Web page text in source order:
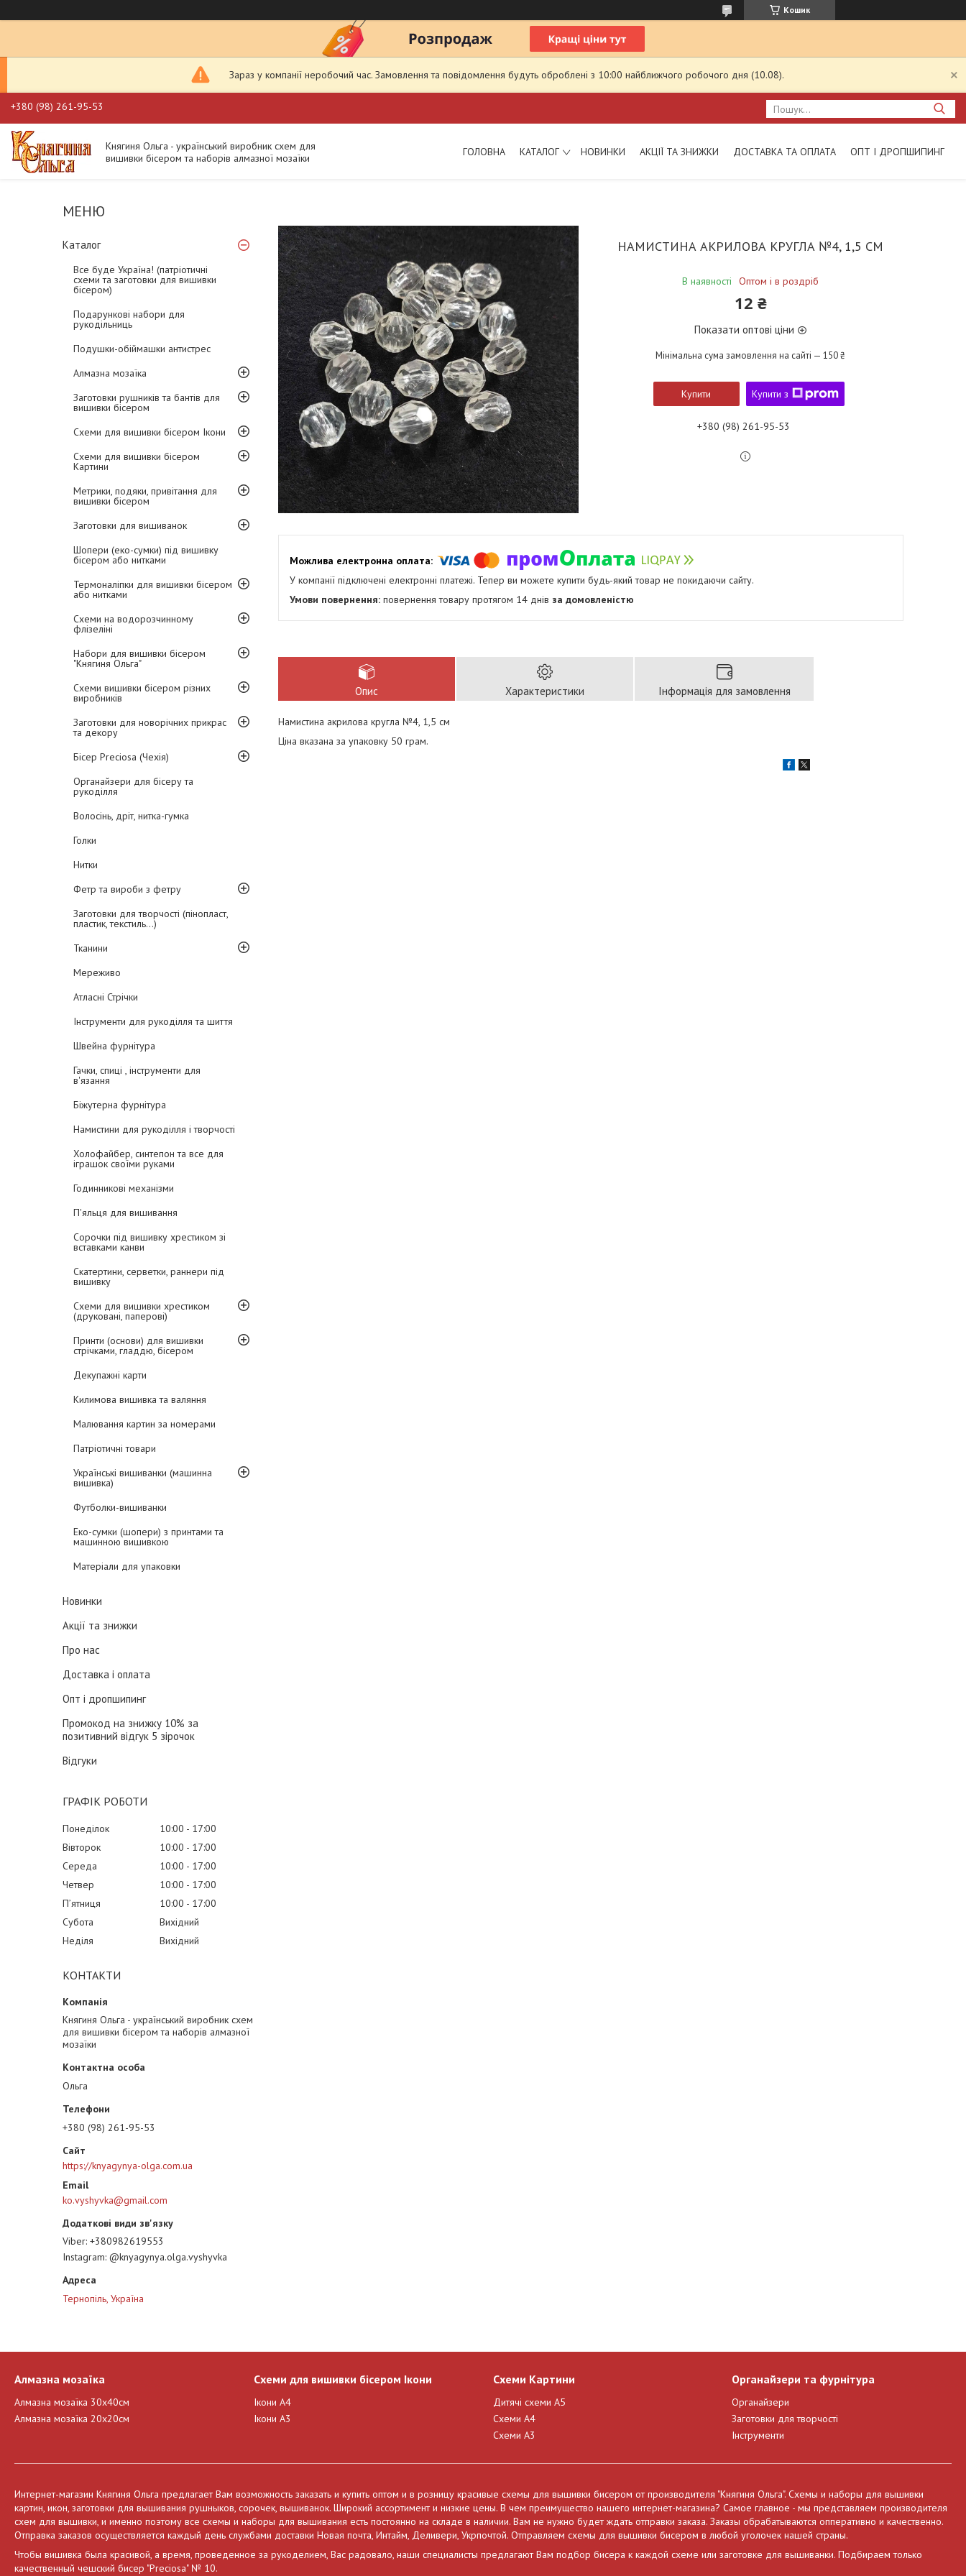
Кошик
Зараз у компанії неробочий час. Замовлення та повідомлення будуть оброблені з 10:00 найближчого робочого дня (10.08).
+380 (98) 261-95-53
Княгиня Ольга - український виробник схем для
вишивки бісером та наборів алмазної мозаїки
ГОЛОВНА КАТАЛОГ НОВИНКИ АКЦІЇ ТА ЗНИЖКИ ДОСТАВКА ТА ОПЛАТА ОПТ І ДРОПШИПИНГ
Каталог
Все буде Україна! (патріотичні
схеми та заготовки для вишивки
бісером)
Подарункові набори для
рукодільниць
Подушки-обіймашки антистрес
Алмазна мозаїка
Заготовки рушників та бантів для
вишивки бісером
Схеми для вишивки бісером Ікони
Схеми для вишивки бісером
Картини
Метрики, подяки, привітання для
вишивки бісером
Заготовки для вишиванок
Шопери (еко-сумки) під вишивку
бісером або нитками
Термоналіпки для вишивки бісером
або нитками
Схеми на водорозчинному
флізеліні
Набори для вишивки бісером
"Княгиня Ольга"
Схеми вишивки бісером різних
виробників
Заготовки для новорічних прикрас
та декору
Бісер Preciosa (Чехія)
Органайзери для бісеру та
рукоділля
Волосінь, дріт, нитка-гумка
Голки
Нитки
Фетр та вироби з фетру
Заготовки для творчості (пінопласт,
пластик, текстиль...)
Тканини
Мереживо
Атласні Стрічки
Інструменти для рукоділля та шиття
Швейна фурнітура
Гачки, спиці , інструменти для
в'язання
Біжутерна фурнітура
Намистини для рукоділля і творчості
Холофайбер, синтепон та все для
іграшок своїми руками
Годинникові механізми
П'яльця для вишивання
Сорочки під вишивку хрестиком зі
вставками канви
Скатертини, серветки, раннери під
вишивку
Схеми для вишивки хрестиком
(друковані, паперові)
Принти (основи) для вишивки
стрічками, гладдю, бісером
Декупажні карти
Килимова вишивка та валяння
Малювання картин за номерами
Патріотичні товари
Українські вишиванки (машинна
вишивка)
Футболки-вишиванки
Еко-сумки (шопери) з принтами та
машинною вишивкою
Матеріали для упаковки
Новинки
Акції та знижки
Про нас
Доставка і оплата
Опт і дропшипинг
Промокод на знижку 10% за
позитивний відгук 5 зірочок
Відгуки
ГРАФІК РОБОТИ
Понеділок 10:00
17:00
Вівторок
10:00
17:00
Середа
10:00
17:00
Четвер
10:00
17:00
Пʼятниця
10:00
17:00
Субота
Вихідний
Неділя
Вихідний
КОНТАКТИ
Княгиня Ольга - український виробник схем
для вишивки бісером та наборів алмазної
мозаїки
Ольга
+380 (98) 261-95-53
https://knyagynya-olga.com.ua
ko.vyshyvka@gmail.com
Viber +380982619553
Instagram @knyagynya.olga.vyshyvka
Тернопіль, Україна
НАМИСТИНА АКРИЛОВА КРУГЛА №4, 1,5 СМ
В наявності Оптом і в роздріб
12 ₴
Показати оптові ціни
Мінімальна сума замовлення на сайті — 150 ₴
Купити Купити з
+380 (98) 261-95-53
У компанії підключені електронні платежі. Тепер ви можете купити будь-який товар не покидаючи сайту.
повернення товару протягом 14 днів за домовленістю
Опис Характеристики Інформація для замовлення
Намистина акрилова кругла №4, 1,5 см
Ціна вказана за упаковку 50 грам.
Алмазна мозаїка
Алмазна мозаїка 30х40см
Алмазна мозаїка 20х20см
Схеми для вишивки бісером Ікони
Ікони А4
Ікони А3
Схеми Картини
Дитячі схеми А5
Схеми А4
Схеми А3
Органайзери та фурнітура
Органайзери
Заготовки для творчості
Інструменти
Интернет-магазин Княгиня Ольга предлагает Вам возможность заказать и купить оптом и в розницу красивые схемы для вышивки бисером от производителя "Княгиня Ольга". Схемы и наборы для вышивки
картин, икон, заготовки для вышивания рушныков, сорочек, вышиванок. Широкий ассортимент и низкие цены. В чем преимущество нашего интернет-магазина? Самое главное - мы представляем производителя
схем для вышивки, и именно поэтому все схемы и наборы для вышивания есть постоянно на складе в наличии. Вам не нужно будет ждать отправки заказа. Заказы обрабатываются опперативно и качественно.
Отправка заказов осуществляется каждый день службами доставки Новая почта, Интайм, Деливери, Укрпочтой. Отправляем схемы для вышивки бисером в любой уголочек нашей страны.
Чтобы вишивка была красивой, а время, проведенное за рукоделием, Вас радовало, наши специалисты предлагают Вам подбор бисера к каждой схеме или заготовке для вышиванки. Подбираем только
качественный чешский бисер "Preciosa" № 10.